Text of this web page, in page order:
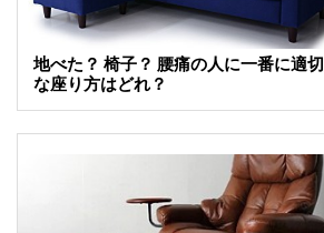
地べた？ 椅子？ 腰痛の人に一番に適切
な座り方はどれ？